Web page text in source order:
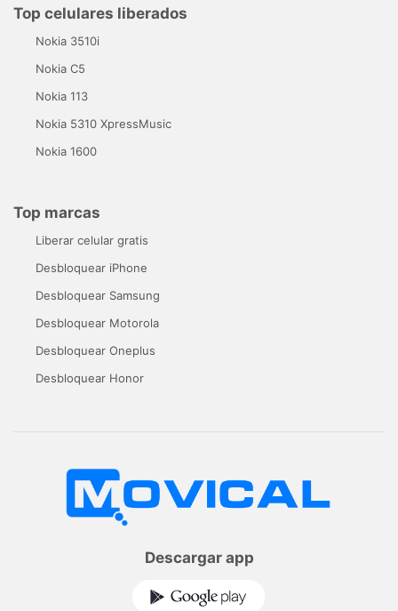
Top celulares liberados
Nokia 3510i
Nokia C5
Nokia 113
Nokia 5310 XpressMusic
Nokia 1600
Top marcas
Liberar celular gratis
Desbloquear iPhone
Desbloquear Samsung
Desbloquear Motorola
Desbloquear Oneplus
Desbloquear Honor
Descargar app